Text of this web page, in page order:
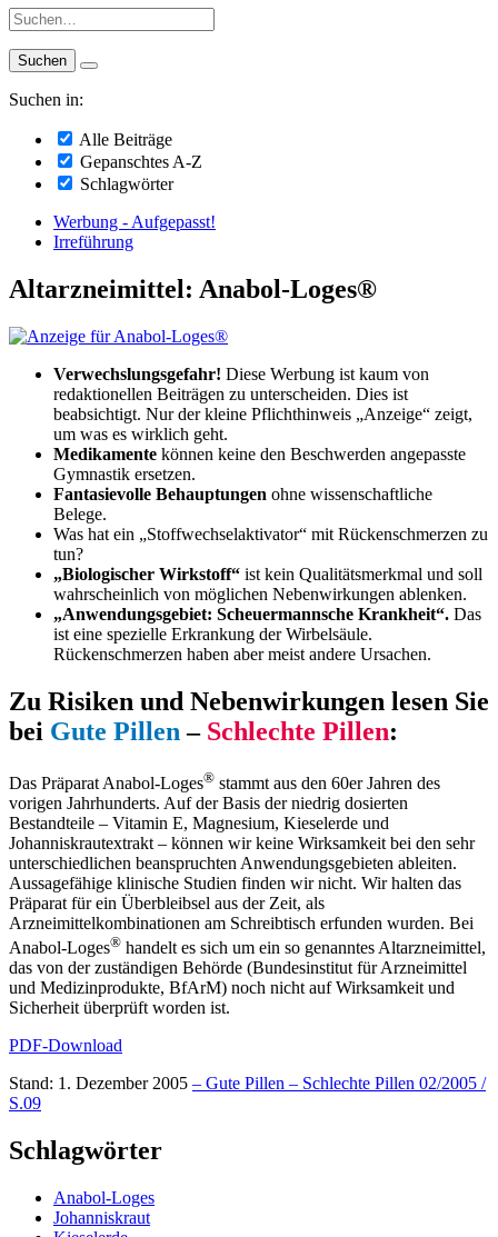
Suche:
Suchen in:
Alle Beiträge
Gepanschtes A-Z
Schlagwörter
Werbung - Aufgepasst!
Irreführung
Altarzneimittel: Anabol-Loges®
Verwechslungsgefahr! Diese Werbung ist kaum von
redaktionellen Beiträgen zu unterscheiden. Dies ist
beabsichtigt. Nur der kleine Pflichthinweis „Anzeige“ zeigt,
um was es wirklich geht.
Medikamente können keine den Beschwerden angepasste
Gymnastik ersetzen.
Fantasievolle Behauptungen ohne wissenschaftliche
Belege.
Was hat ein „Stoffwechselaktivator“ mit Rückenschmerzen zu
tun?
„Biologischer Wirkstoff“ ist kein Qualitätsmerkmal und soll
wahrscheinlich von möglichen Nebenwirkungen ablenken.
„Anwendungsgebiet: Scheuermannsche Krankheit“. Das
ist eine spezielle Erkrankung der Wirbelsäule.
Rückenschmerzen haben aber meist andere Ursachen.
Zu Risiken und Nebenwirkungen lesen Sie
bei Gute Pillen – Schlechte Pillen:
Das Präparat Anabol-Loges® stammt aus den 60er Jahren des
vorigen Jahrhunderts. Auf der Basis der niedrig dosierten
Bestandteile – Vitamin E, Magnesium, Kieselerde und
Johanniskrautextrakt – können wir keine Wirksamkeit bei den sehr
unterschiedlichen beanspruchten Anwendungsgebieten ableiten.
Aussagefähige klinische Studien finden wir nicht. Wir halten das
Präparat für ein Überbleibsel aus der Zeit, als
Arzneimittelkombinationen am Schreibtisch erfunden wurden. Bei
Anabol-Loges® handelt es sich um ein so genanntes Altarzneimittel,
das von der zuständigen Behörde (Bundesinstitut für Arzneimittel
und Medizinprodukte, BfArM) noch nicht auf Wirksamkeit und
Sicherheit überprüft worden ist.
PDF-Download
Stand: 1. Dezember 2005 – Gute Pillen – Schlechte Pillen 02/2005 /
S.09
Schlagwörter
Anabol-Loges
Johanniskraut